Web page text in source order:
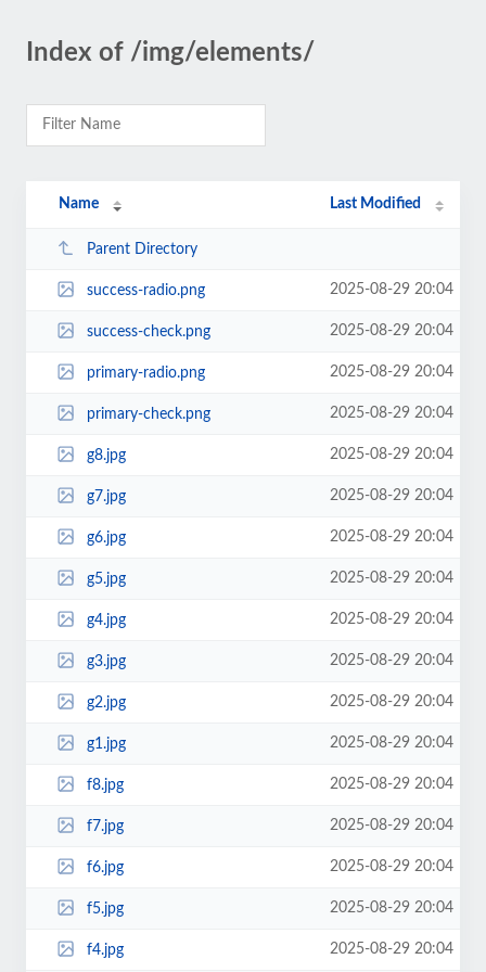
Index of /img/elements/
Name Last Modified
Parent Directory
success-radio.png 2025-08-29 20:04
success-check.png 2025-08-29 20:04
primary-radio.png 2025-08-29 20:04
primary-check.png 2025-08-29 20:04
g8.jpg 2025-08-29 20:04
g7.jpg 2025-08-29 20:04
g6.jpg 2025-08-29 20:04
g5.jpg 2025-08-29 20:04
g4.jpg 2025-08-29 20:04
g3.jpg 2025-08-29 20:04
g2.jpg 2025-08-29 20:04
g1.jpg 2025-08-29 20:04
f8.jpg 2025-08-29 20:04
f7.jpg 2025-08-29 20:04
f6.jpg 2025-08-29 20:04
f5.jpg 2025-08-29 20:04
f4.jpg 2025-08-29 20:04